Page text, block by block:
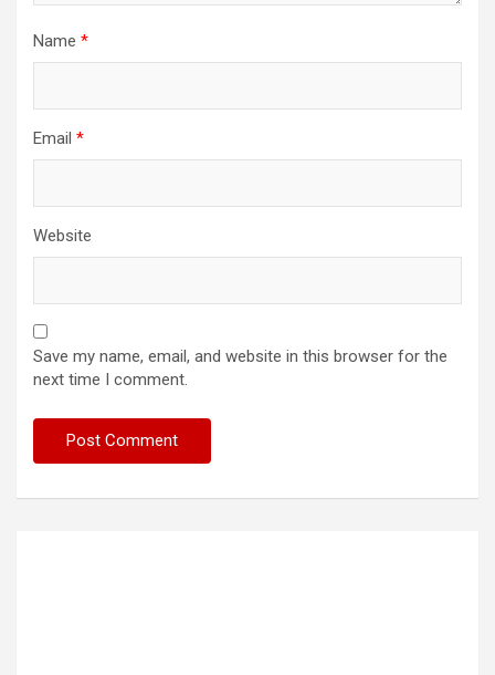
Name *
Email *
Website
Save my name, email, and website in this browser for the
next time I comment.